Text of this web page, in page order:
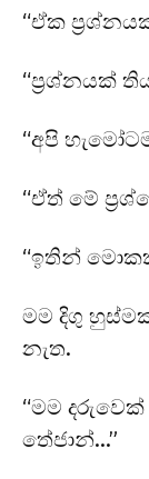
“ඒක
“ප්‍රශ්නයක්
“අපි
“ඒත් මේ
“ඉතින්
මම දිගු
නැත.
“මම
තේජාන්…”